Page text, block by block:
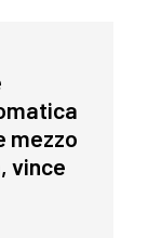
mezzo
vince